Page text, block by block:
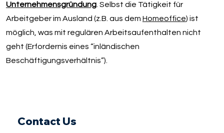
Unternehmensgründung. Selbst die Tätigkeit für
Arbeitgeber im Ausland (z.B. aus dem Homeoffice) ist
möglich, was mit regulären Arbeitsaufenthalten nicht
geht (Erfordernis eines “inländischen
Beschäftigungsverhältnis”).
Contact Us